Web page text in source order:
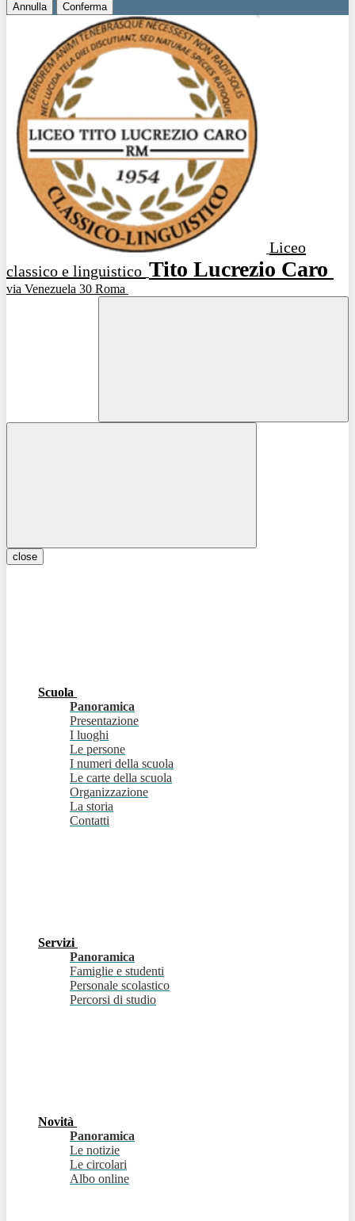
Annulla Conferma
Liceo
classico e linguistico Tito Lucrezio Caro
via Venezuela 30 Roma
close
Scuola
Panoramica
Presentazione
I luoghi
Le persone
I numeri della scuola
Le carte della scuola
Organizzazione
La storia
Contatti
Servizi
Panoramica
Famiglie e studenti
Personale scolastico
Percorsi di studio
Novità
Panoramica
Le notizie
Le circolari
Albo online